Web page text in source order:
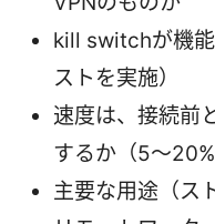
kill switchが機
ストを実施）
速度は、接続前
するか（5〜
主要な用途（ス